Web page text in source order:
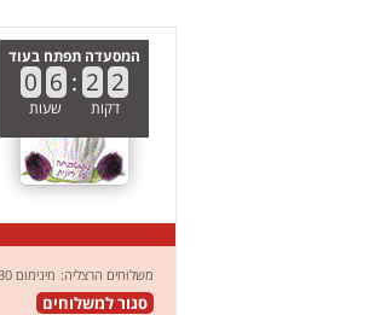
המסעדה תפתח בעוד
0 6 : 2 2
דקות שעות
משלוחים הרצליה: מינימום 130 ₪
סגור למשלוחים